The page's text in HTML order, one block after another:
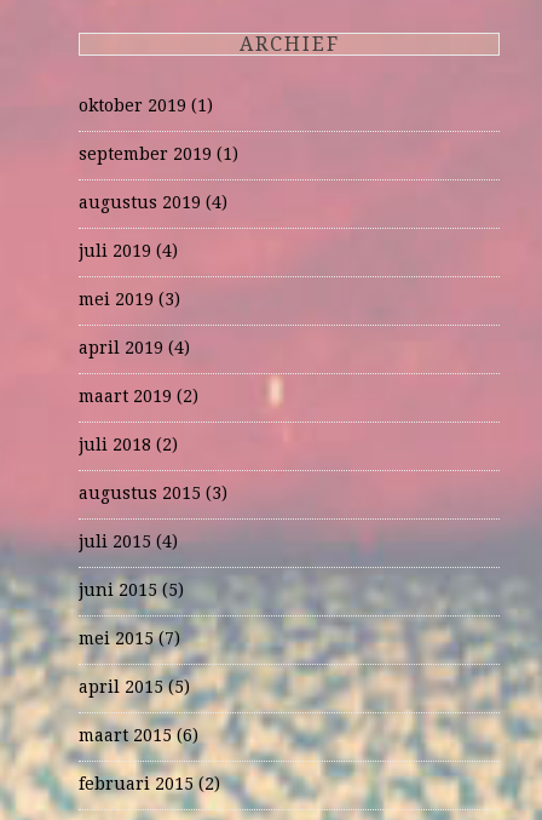
ARCHIEF
oktober 2019 (1)
september 2019 (1)
augustus 2019 (4)
juli 2019 (4)
mei 2019 (3)
april 2019 (4)
maart 2019 (2)
juli 2018 (2)
augustus 2015 (3)
juli 2015 (4)
juni 2015 (5)
mei 2015(7)
april 2015(5)
maart 2015(6)
februari 2015(2)